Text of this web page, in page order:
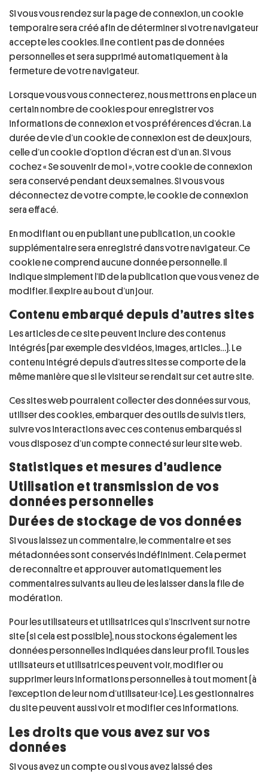
Si vous vous rendez sur la page de connexion, un cookie
temporaire sera créé afin de déterminer si votre navigateur
accepte les cookies. Il ne contient pas de données
personnelles et sera supprimé automatiquement à la
fermeture de votre navigateur.
Lorsque vous vous connecterez, nous mettrons en place un
certain nombre de cookies pour enregistrer vos
informations de connexion et vos préférences d’écran. La
durée de vie d’un cookie de connexion est de deux jours,
celle d’un cookie d’option d’écran est d’un an. Si vous
cochez « Se souvenir de moi », votre cookie de connexion
sera conservé pendant deux semaines. Si vous vous
déconnectez de votre compte, le cookie de connexion
sera effacé.
En modifiant ou en publiant une publication, un cookie
supplémentaire sera enregistré dans votre navigateur. Ce
cookie ne comprend aucune donnée personnelle. Il
indique simplement l’ID de la publication que vous venez de
modifier. Il expire au bout d’un jour.
Contenu embarqué depuis d’autres sites
Les articles de ce site peuvent inclure des contenus
intégrés (par exemple des vidéos, images, articles…). Le
contenu intégré depuis d’autres sites se comporte de la
même manière que si le visiteur se rendait sur cet autre site.
Ces sites web pourraient collecter des données sur vous,
utiliser des cookies, embarquer des outils de suivis tiers,
suivre vos interactions avec ces contenus embarqués si
vous disposez d’un compte connecté sur leur site web.
Statistiques et mesures d’audience
Utilisation et transmission de vos
données personnelles
Durées de stockage de vos données
Si vous laissez un commentaire, le commentaire et ses
métadonnées sont conservés indéfiniment. Cela permet
de reconnaître et approuver automatiquement les
commentaires suivants au lieu de les laisser dans la file de
modération.
Pour les utilisateurs et utilisatrices qui s’inscrivent sur notre
site (si cela est possible), nous stockons également les
données personnelles indiquées dans leur profil. Tous les
utilisateurs et utilisatrices peuvent voir, modifier ou
supprimer leurs informations personnelles à tout moment (à
l’exception de leur nom d’utilisateur·ice). Les gestionnaires
du site peuvent aussi voir et modifier ces informations.
Les droits que vous avez sur vos
données
Si vous avez un compte ou si vous avez laissé des